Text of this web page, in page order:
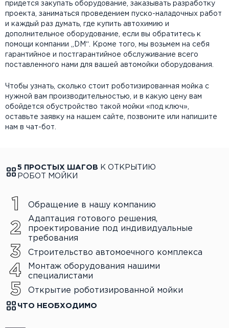
придется закупать оборудование, заказывать разработку
проекта, заниматься проведением пуско-наладочных работ
и каждый раз думать, где купить автохимию и
дополнительное оборудование, если вы обратитесь к
помощи компании „DM“. Кроме того, мы возьмем на себя
гарантийное и постгарантийное обслуживание всего
поставленного нами для вашей автомойки оборудования.
Чтобы узнать, сколько стоит роботизированная мойка с
нужной вам производительностью, и в какую цену вам
обойдется обустройство такой мойки «под ключ»,
оставьте заявку на нашем сайте, позвоните или напишите
нам в чат-бот.
5 ПРОСТЫХ ШАГОВ К ОТКРЫТИЮ
РОБОТ МОЙКИ
Обращение в нашу компанию
Адаптация готового решения,
проектирование под индивидуальные
требования
Строительство автомоечного комплекса
Монтаж оборудования нашими
специалистами
Открытие роботизированной мойки
ЧТО НЕОБХОДИМО